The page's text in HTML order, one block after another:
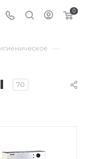
0
—
70
220 В